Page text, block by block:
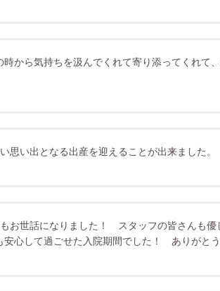
時から気持ちを汲んでくれて寄り添ってくれて
思い出となる出産を迎えることが出来ました
お世話になりました！ スタッフの皆さんも
安心して過ごせた入院期間でした！ ありがとう